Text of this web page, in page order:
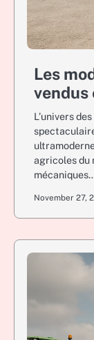
Les
vendus
L’univers
agricoles du
November 27,